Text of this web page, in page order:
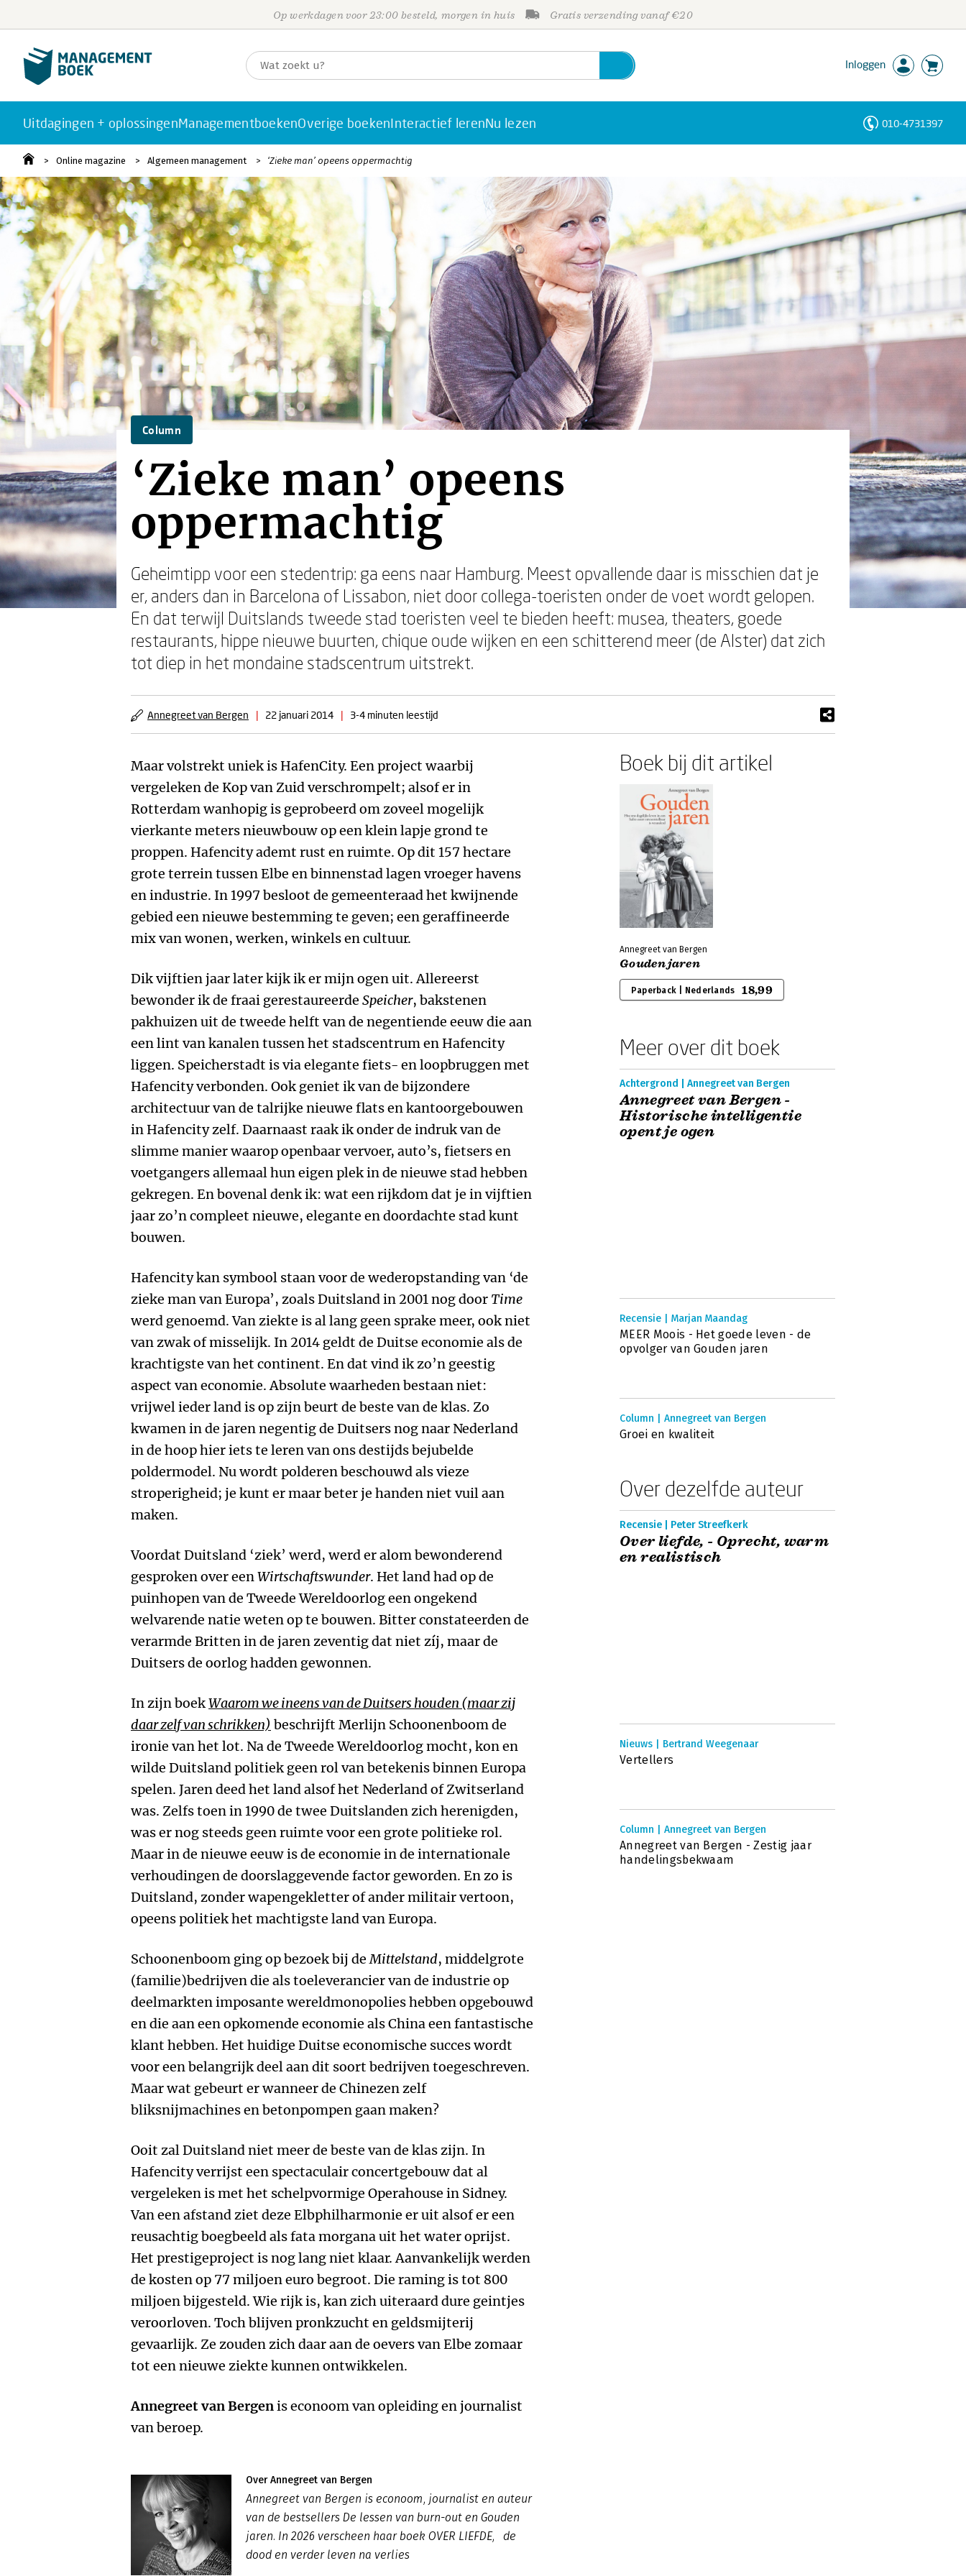
Op werkdagen voor 23:00 besteld, morgen in huis Gratis verzending vanaf €20
Inloggen
Uitdagingen + oplossingenManagementboekenOverige boekenInteractief lerenNu lezen 010-4731397
Online magazine Algemeen management ‘Zieke man’ opeens oppermachtig
Column
‘Zieke man’ opeens
oppermachtig
Geheimtipp voor een stedentrip: ga eens naar Hamburg. Meest opvallende daar is misschien dat je
er, anders dan in Barcelona of Lissabon, niet door collega-toeristen onder de voet wordt gelopen.
En dat terwijl Duitslands tweede stad toeristen veel te bieden heeft: musea, theaters, goede
restaurants, hippe nieuwe buurten, chique oude wijken en een schitterend meer (de Alster) dat zich
tot diep in het mondaine stadscentrum uitstrekt.
Annegreet van Bergen | 22 januari 2014 | 3-4 minuten leestijd
Maar volstrekt uniek is HafenCity. Een project waarbij
vergeleken de Kop van Zuid verschrompelt; alsof er in
Rotterdam wanhopig is geprobeerd om zoveel mogelijk
vierkante meters nieuwbouw op een klein lapje grond te
proppen. Hafencity ademt rust en ruimte. Op dit 157 hectare
grote terrein tussen Elbe en binnenstad lagen vroeger havens
en industrie. In 1997 besloot de gemeenteraad het kwijnende
gebied een nieuwe bestemming te geven; een geraffineerde
mix van wonen, werken, winkels en cultuur.
Dik vijftien jaar later kijk ik er mijn ogen uit. Allereerst
bewonder ik de fraai gerestaureerde Speicher, bakstenen
pakhuizen uit de tweede helft van de negentiende eeuw die aan
een lint van kanalen tussen het stadscentrum en Hafencity
liggen. Speicherstadt is via elegante fiets- en loopbruggen met
Hafencity verbonden. Ook geniet ik van de bijzondere
architectuur van de talrijke nieuwe flats en kantoorgebouwen
in Hafencity zelf. Daarnaast raak ik onder de indruk van de
slimme manier waarop openbaar vervoer, auto’s, fietsers en
voetgangers allemaal hun eigen plek in de nieuwe stad hebben
gekregen. En bovenal denk ik: wat een rijkdom dat je in vijftien
jaar zo’n compleet nieuwe, elegante en doordachte stad kunt
bouwen.
Hafencity kan symbool staan voor de wederopstanding van ‘de
zieke man van Europa’, zoals Duitsland in 2001 nog door Time
werd genoemd. Van ziekte is al lang geen sprake meer, ook niet
van zwak of misselijk. In 2014 geldt de Duitse economie als de
krachtigste van het continent. En dat vind ik zo’n geestig
aspect van economie. Absolute waarheden bestaan niet:
vrijwel ieder land is op zijn beurt de beste van de klas. Zo
kwamen in de jaren negentig de Duitsers nog naar Nederland
in de hoop hier iets te leren van ons destijds bejubelde
poldermodel. Nu wordt polderen beschouwd als vieze
stroperigheid; je kunt er maar beter je handen niet vuil aan
maken.
Voordat Duitsland ‘ziek’ werd, werd er alom bewonderend
gesproken over eenWirtschaftswunder. Het land had op de
puinhopen van de Tweede Wereldoorlog een ongekend
welvarende natie weten op te bouwen. Bitter constateerden de
verarmde Britten in de jaren zeventig dat niet zíj, maar de
Duitsers de oorlog hadden gewonnen.
In zijn boekWaarom we ineens van de Duitsers houden (maar zij
daar zelf van schrikken) beschrijft Merlijn Schoonenboom de
ironie van het lot. Na de Tweede Wereldoorlog mocht, kon en
wilde Duitsland politiek geen rol van betekenis binnen Europa
spelen. Jaren deed het land alsof het Nederland of Zwitserland
was. Zelfs toen in 1990 de twee Duitslanden zich herenigden,
was er nog steeds geen ruimte voor een grote politieke rol.
Maar in de nieuwe eeuw is de economie in de internationale
verhoudingen de doorslaggevende factor geworden. En zo is
Duitsland, zonder wapengekletter of ander militair vertoon,
opeens politiek het machtigste land van Europa.
Schoonenboom ging op bezoek bij deMittelstand, middelgrote
(familie)bedrijven die als toeleverancier van de industrie op
deelmarkten imposante wereldmonopolies hebben opgebouwd
en die aan een opkomende economie als China een fantastische
klant hebben. Het huidige Duitse economische succes wordt
voor een belangrijk deel aan dit soort bedrijven toegeschreven.
Maar wat gebeurt er wanneer de Chinezen zelf
bliksnijmachines en betonpompen gaan maken?
Ooit zal Duitsland niet meer de beste van de klas zijn. In
Hafencity verrijst een spectaculair concertgebouw dat al
vergeleken is met het schelpvormige Operahouse in Sidney.
Van een afstand ziet deze Elbphilharmonie er uit alsof er een
reusachtig boegbeeld als fata morgana uit het water oprijst.
Het prestigeproject is nog lang niet klaar. Aanvankelijk werden
de kosten op 77 miljoen euro begroot. Die raming is tot 800
miljoen bijgesteld. Wie rijk is, kan zich uiteraard dure geintjes
veroorloven. Toch blijven pronkzucht en geldsmijterij
gevaarlijk. Ze zouden zich daar aan de oevers van Elbe zomaar
tot een nieuwe ziekte kunnen ontwikkelen.
Annegreet van Bergenis econoom van opleiding en journalist
van beroep.
Over Annegreet van Bergen
Annegreet van Bergen is econoom, journalist en auteur
van de bestsellers De lessen van burn-out en Gouden
jaren. In 2026 verscheen haar boek OVER LIEFDE, de
dood en verder leven na verlies
Boek bij dit artikel
Annegreet van Bergen
Gouden jaren
Paperback | Nederlands 18,99
Meer over dit boek
Achtergrond | Annegreet van Bergen
Annegreet van Bergen -
Historische intelligentie
opent je ogen
Recensie | Marjan Maandag
MEER Moois - Het goede leven - de
opvolger van Gouden jaren
Column | Annegreet van Bergen
Groei en kwaliteit
Over dezelfde auteur
Recensie | Peter Streefkerk
Over liefde, - Oprecht, warm
en realistisch
Nieuws | Bertrand Weegenaar
Vertellers
Column | Annegreet van Bergen
Annegreet van Bergen - Zestig jaar
handelingsbekwaam
Personen
Trefwoorden